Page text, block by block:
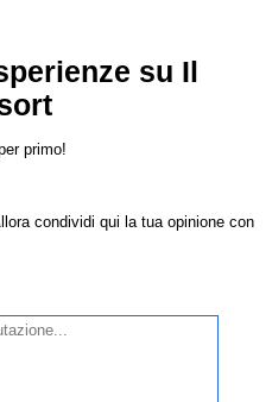
su Il
primo!
condividi qui la tua opinione con